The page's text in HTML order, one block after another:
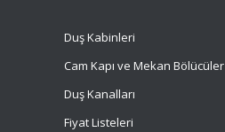
Duş Kabinleri
Cam Kapı ve Mekan Bölücüler
Duş Kanalları
Fiyat Listeleri